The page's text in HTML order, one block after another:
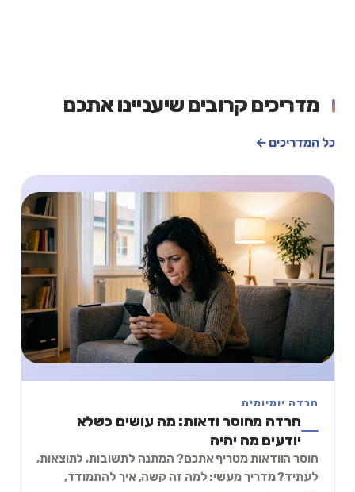
מדריכים קרובים שיעניינו אתכם
כל המדריכים ←
חרדה יומיומית
חרדה מחוסר ודאות: מה עושים כשלא
יודעים מה יהיה
חוסר הוודאות מטריף אתכם? המתנה לתשובות, לתוצאות,
לעתיד? מדריך מעשי: למה זה קשה, איך להתמודד,